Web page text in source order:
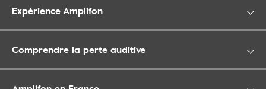
Expérience Amplifon
Comprendre la perte auditive